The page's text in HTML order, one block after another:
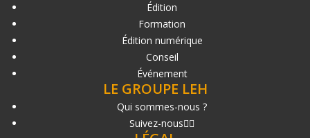
Édition
Formation
Édition numérique
Conseil
Événement
LE GROUPE LEH
Qui sommes-nous ?
Suivez-nous